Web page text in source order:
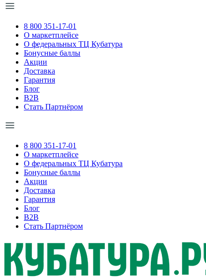
8 800 351-17-01
О маркетплейсе
О федеральных ТЦ Кубатура
Бонусные баллы
Акции
Доставка
Гарантия
Блог
B2B
Стать Партнёром
8 800 351-17-01
О маркетплейсе
О федеральных ТЦ Кубатура
Бонусные баллы
Акции
Доставка
Гарантия
Блог
B2B
Стать Партнёром